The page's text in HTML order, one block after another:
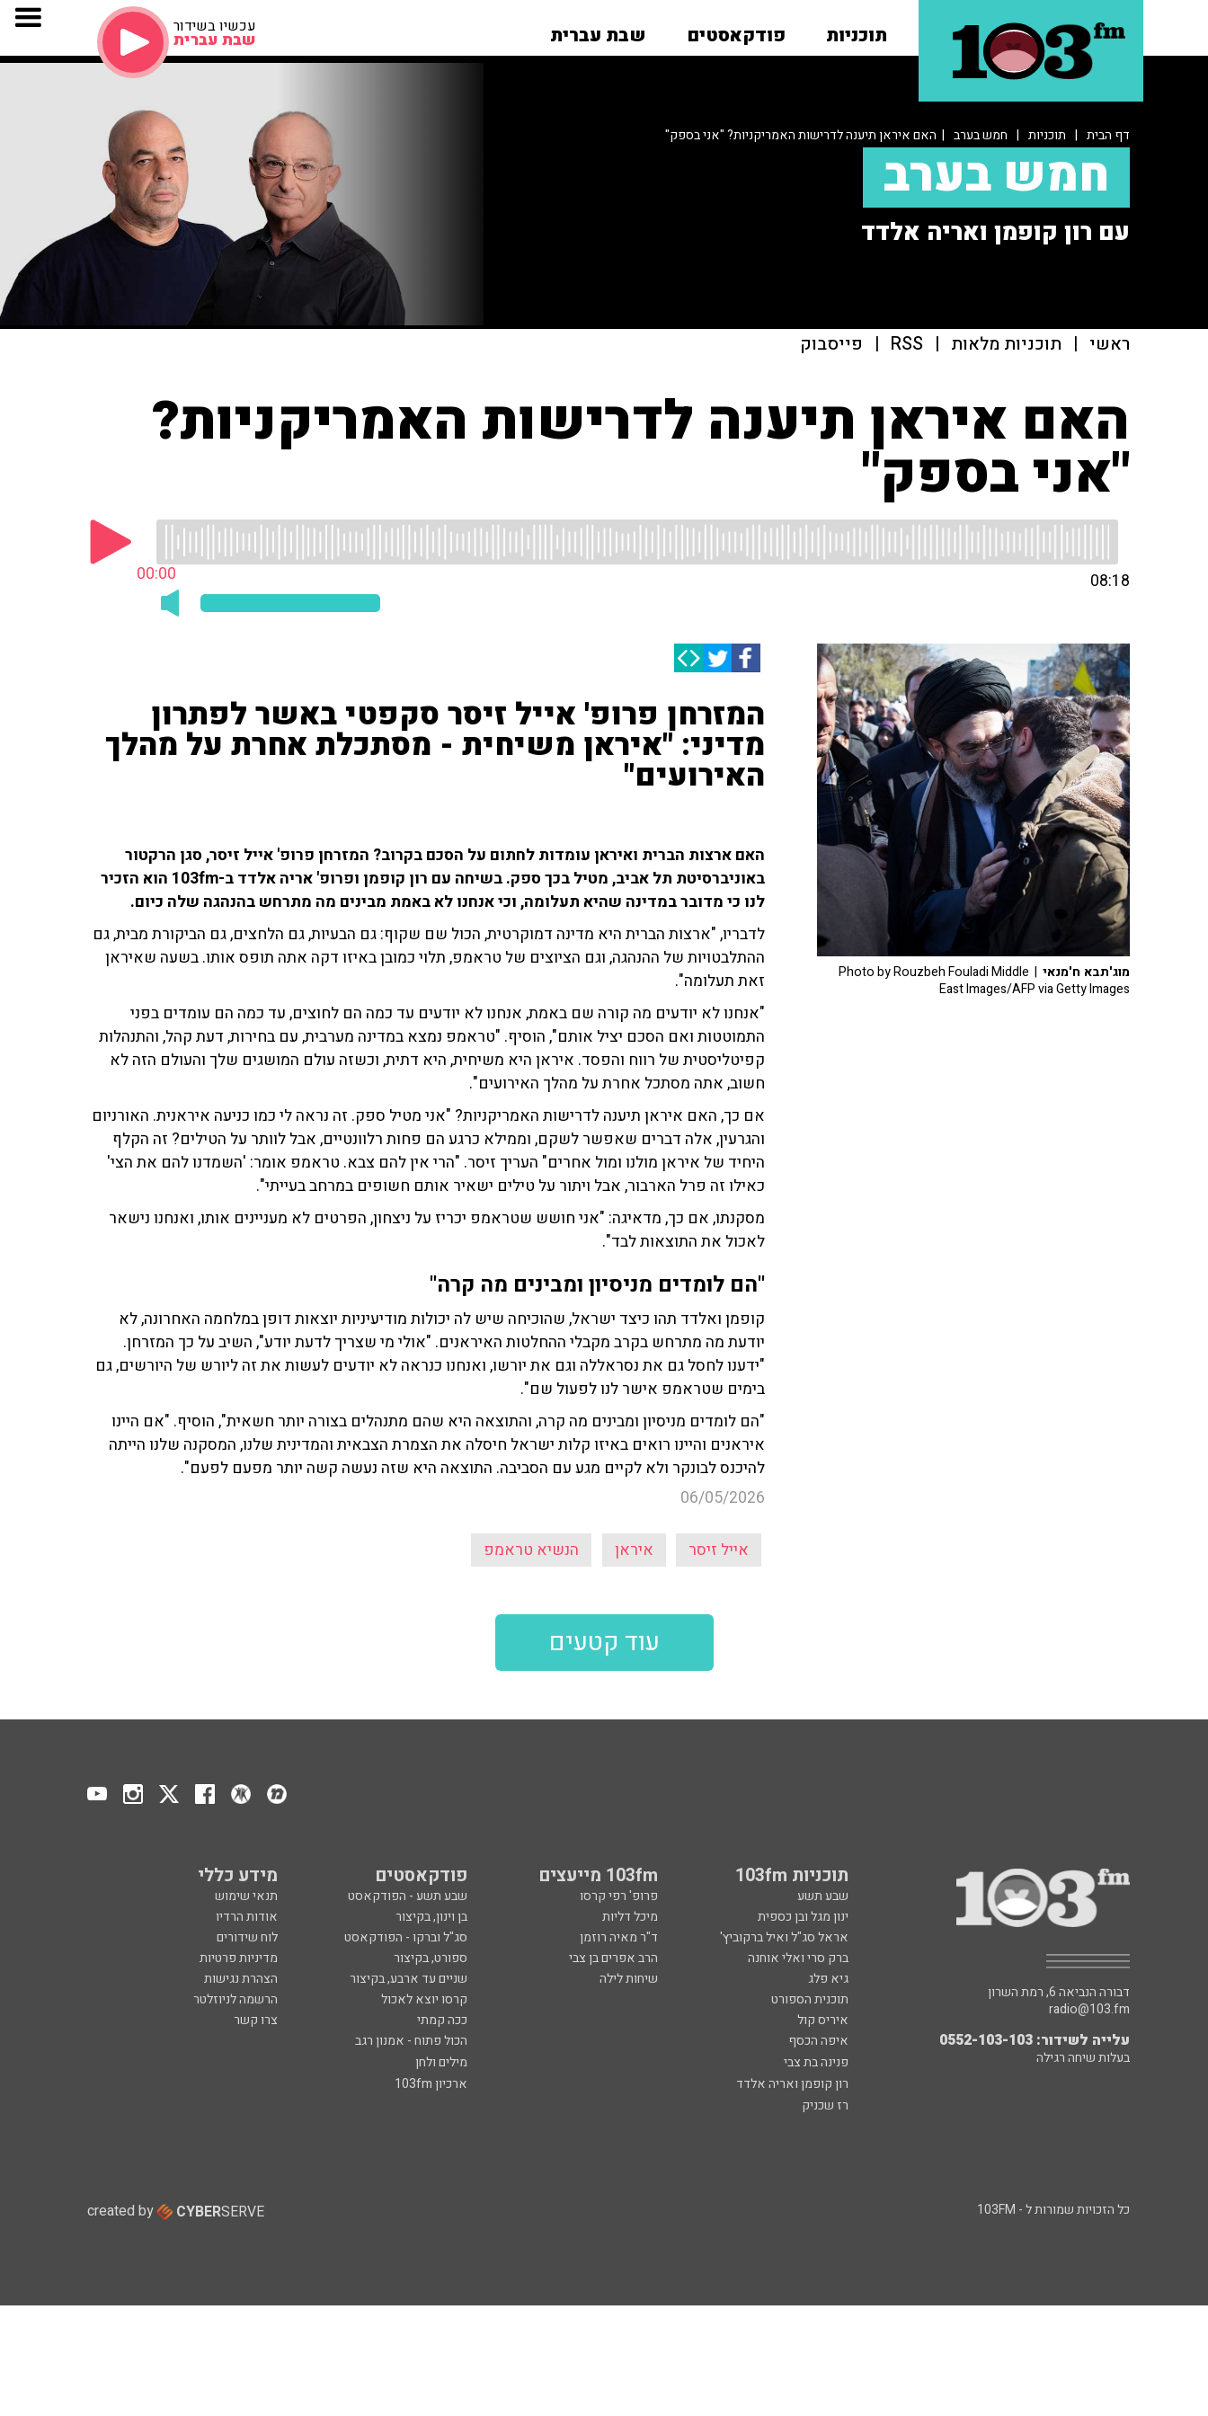
תוכניות פודקאסטים שבת עברית עכשיו בשידור
שבת עברית
דף הבית | תוכניות | חמש בערב | האם איראן תיענה לדרישות האמריקניות? "אני בספק"
חמש בערב
עם רון קופמן ואריה אלדד
ראשי | תוכניות מלאות |
RSS
| פייסבוק
האם איראן תיענה לדרישות האמריקניות?
"אני בספק"
00:00 08:18
המזרחן פרופ' אייל זיסר סקפטי באשר לפתרון
מדיני: "איראן משיחית - מסתכלת אחרת על מהלך
האירועים"
האם ארצות הברית ואיראן עומדות לחתום על הסכם בקרוב? המזרחן פרופ' אייל זיסר, סגן הרקטור
באוניברסיטת תל אביב, מטיל בכך ספק. בשיחה עם רון קופמן ופרופ' אריה אלדד ב-103fm הוא הזכיר
לנו כי מדובר במדינה שהיא תעלומה, וכי אנחנו לא באמת מבינים מה מתרחש בהנהגה שלה כיום.
לדבריו, "ארצות הברית היא מדינה דמוקרטית, הכול שם שקוף: גם הבעיות, גם הלחצים, גם הביקורת מבית, גם
ההתלבטויות של ההנהגה, וגם הציוצים של טראמפ, תלוי כמובן באיזו דקה אתה תופס אותו. בשעה שאיראן
זאת תעלומה".
"אנחנו לא יודעים מה קורה שם באמת, אנחנו לא יודעים עד כמה הם לחוצים, עד כמה הם עומדים בפני
התמוטטות ואם הסכם יציל אותם", הוסיף. "טראמפ נמצא במדינה מערבית, עם בחירות, דעת קהל, והתנהלות
קפיטליסטית של רווח והפסד. איראן היא משיחית, היא דתית, וכשזה עולם המושגים שלך והעולם הזה לא
חשוב, אתה מסתכל אחרת על מהלך האירועים".
אם כך, האם איראן תיענה לדרישות האמריקניות? "אני מטיל ספק. זה נראה לי כמו כניעה איראנית. האורניום
והגרעין, אלה דברים שאפשר לשקם, וממילא כרגע הם פחות רלוונטיים, אבל לוותר על הטילים? זה הקלף
היחיד של איראן מולנו ומול אחרים" העריך זיסר. "הרי אין להם צבא. טראמפ אומר: 'השמדנו להם את הצי'
כאילו זה פרל הארבור, אבל ויתור על טילים ישאיר אותם חשופים במרחב בעייתי".
מסקנתו, אם כך, מדאיגה: "אני חושש שטראמפ יכריז על ניצחון, הפרטים לא מעניינים אותו, ואנחנו נישאר
לאכול את התוצאות לבד".
"הם לומדים מניסיון ומבינים מה קרה"
קופמן ואלדד תהו כיצד ישראל, שהוכיחה שיש לה יכולות מודיעיניות יוצאות דופן במלחמה האחרונה, לא
יודעת מה מתרחש בקרב מקבלי ההחלטות האיראנים. "אולי מי שצריך לדעת יודע", השיב על כך המזרחן.
"ידענו לחסל גם את נסראללה וגם את יורשו, ואנחנו כנראה לא יודעים לעשות את זה ליורש של היורשים, גם
בימים שטראמפ אישר לנו לפעול שם".
"הם לומדים מניסיון ומבינים מה קרה, והתוצאה היא שהם מתנהלים בצורה יותר חשאית", הוסיף. "אם היינו
איראנים והיינו רואים באיזו קלות ישראל חיסלה את הצמרת הצבאית והמדינית שלנו, המסקנה שלנו הייתה
להיכנס לבונקר ולא לקיים מגע עם הסביבה. התוצאה היא שזה נעשה קשה יותר מפעם לפעם".
06/05/2026
אייל זיסר איראן הנשיא טראמפ
מוג'תבא ח'מנאי
| Photo by Rouzbeh Fouladi Middle
East Images/AFP via Getty Images
עוד קטעים
תוכניות 103fm 103fm מייעצים פודקאסטים מידע כללי
שבע תשע פרופ' רפי קרסו שבע תשע - הפודקאסט
תנאי שימוש
ינון מגל ובן כספית
מיכל דליות בן וינון, בקיצור
אודות הרדיו
אראל סג"ל ואיל ברקוביץ'
ד"ר מאיה רוזמן סג"ל וברקו - הפודקאסט
לוח שידורים
ברק סרי ואלי אוחנה
הרב אפרים בן צבי ספורט, בקיצור
מדיניות פרטיות
גיא פלג
שיחות לילה שניים עד ארבע, בקיצור
הצהרת נגישות
תוכנית הספורט
קרסו יוצא לאכול
הרשמה לניוזלטר
איריס קול
ככה קמתי
צרו קשר
איפה הכסף
הכול פתוח - אמנון רגב
פנינה בת צבי
מילים ולחן
רון קופמן ואריה אלדד
ארכיון 103fm
רז שכניק
דבורה הנביאה 6, רמת השרון
radio@103.fm
עלייה לשידור: 0552-103-103
בעלות שיחה רגילה
כל הזכויות שמורות ל - 103FM created by CYBERSERVE